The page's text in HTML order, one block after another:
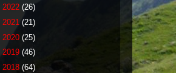
2022 (26)
2021(21)
2020 (25)
2019 (46)
2018 (64)